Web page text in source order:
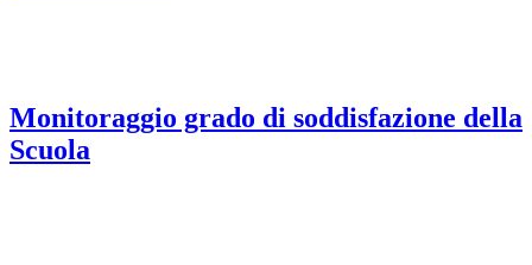
Monitoraggio grado di soddisfazione della
Scuola